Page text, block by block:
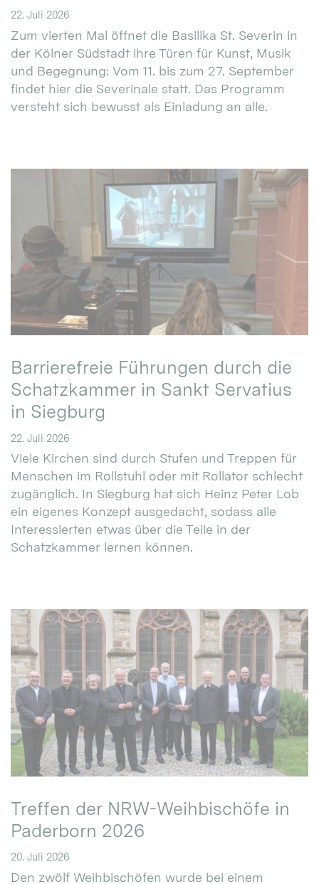
22. Juli 2026
Zum vierten Mal öffnet die Basilika St. Severin in
der Kölner Südstadt ihre Türen für Kunst, Musik
und Begegnung: Vom 11. bis zum 27. September
findet hier die Severinale statt. Das Programm
versteht sich bewusst als Einladung an alle.
Barrierefreie Führungen durch die
Schatzkammer in Sankt Servatius
in Siegburg
22. Juli 2026
Viele Kirchen sind durch Stufen und Treppen für
Menschen im Rollstuhl oder mit Rollator schlecht
zugänglich. In Siegburg hat sich Heinz Peter Lob
ein eigenes Konzept ausgedacht, sodass alle
Interessierten etwas über die Teile in der
Schatzkammer lernen können.
Treffen der NRW-Weihbischöfe in
Paderborn 2026
20. Juli 2026
Den zwölf Weihbischöfen wurde bei einem